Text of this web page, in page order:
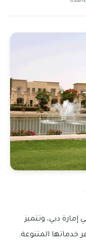
في إمارة دبي، وتتميز
خدماتها المتنوعة.